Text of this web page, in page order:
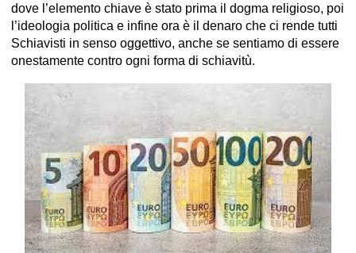
dove l’elemento chiave è stato prima il dogma religioso, poi
l’ideologia politica e infine ora è il denaro che ci rende tutti
Schiavisti in senso oggettivo, anche se sentiamo di essere
onestamente contro ogni forma di schiavitù.